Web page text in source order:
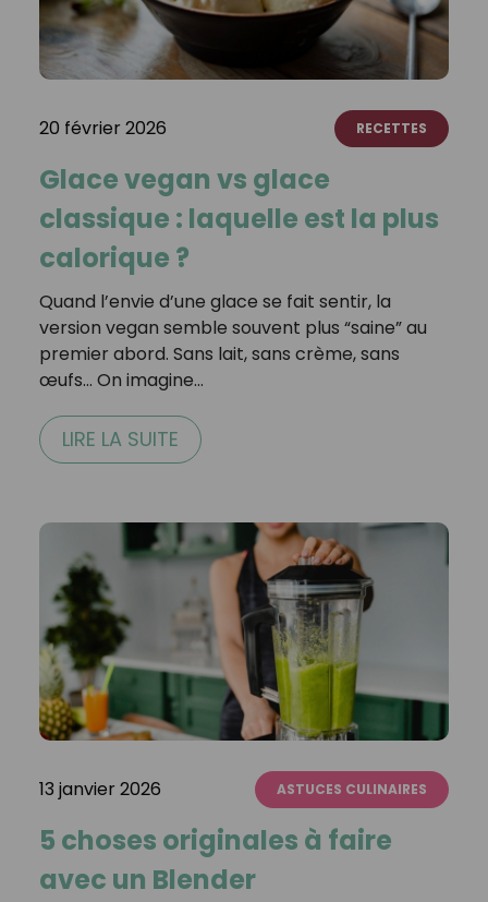
20 février 2026 RECETTES
Glace vegan vs glace
classique : laquelle est la plus
calorique ?
Quand l’envie d’une glace se fait sentir, la
version vegan semble souvent plus “saine” au
premier abord. Sans lait, sans crème, sans
œufs… On imagine…
LIRE LA SUITE
13 janvier 2026 ASTUCES CULINAIRES
5 choses originales à faire
avec un Blender